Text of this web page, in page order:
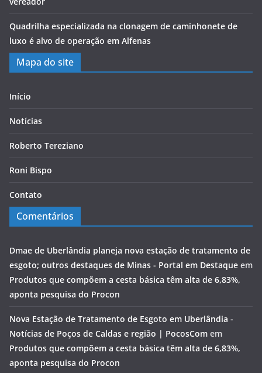
Quadrilha especializada na clonagem de caminhonete de
luxo é alvo de operação em Alfenas
Mapa do site
Início
Notícias
Roberto Tereziano
Roni Bispo
Contato
Comentários
Dmae de Uberlândia planeja nova estação de tratamento de
esgoto; outros destaques de Minas - Portal em Destaque em
Produtos que compõem a cesta básica têm alta de 6,83%,
aponta pesquisa do Procon
Nova Estação de Tratamento de Esgoto em Uberlândia -
Notícias de Poços de Caldas e região | PocosCom em
Produtos que compõem a cesta básica têm alta de 6,83%,
aponta pesquisa do Procon